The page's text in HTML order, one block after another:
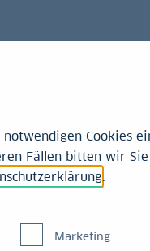
Cookies
Fällen bitten wir
.
Marketing